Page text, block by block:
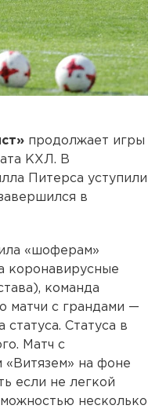
продолжает игры
КХЛ. В
Питерса уступили
в
«шоферам»
коронавирусные
команда
матчи с грандами —
Статуса в
Матч с
«Витязем» на фоне
если не легкой
несколько